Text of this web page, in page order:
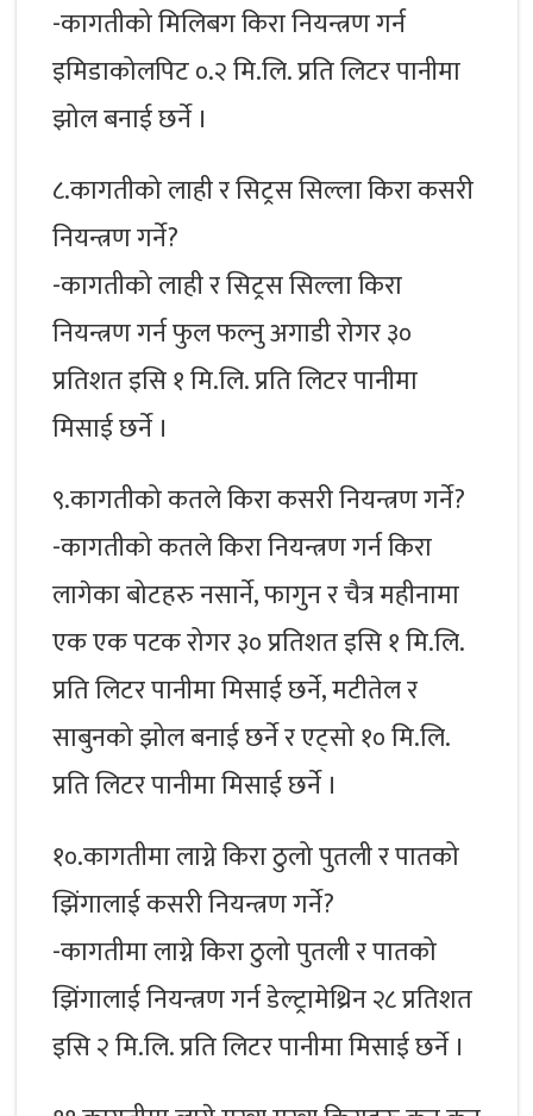
-कागतीको मिलिबग किरा नियन्त्रण गर्न
इमिडाकोलपिट ०.२ मि.लि. प्रति लिटर पानीमा
झोल बनाई छर्ने ।
८.कागतीको लाही र सिट्रस सिल्ला किरा कसरी
नियन्त्रण गर्ने?
-कागतीको लाही र सिट्रस सिल्ला किरा
नियन्त्रण गर्न फुल फल्नु अगाडी रोगर ३०
प्रतिशत इसि १ मि.लि. प्रति लिटर पानीमा
मिसाई छर्ने ।
९.कागतीको कतले किरा कसरी नियन्त्रण गर्ने?
-कागतीको कतले किरा नियन्त्रण गर्न किरा
लागेका बोटहरु नसार्ने, फागुन र चैत्र महीनामा
एक एक पटक रोगर ३० प्रतिशत इसि १ मि.लि.
प्रति लिटर पानीमा मिसाई छर्ने, मटीतेल र
साबुनको झोल बनाई छर्ने र एट्सो १० मि.लि.
प्रति लिटर पानीमा मिसाई छर्ने ।
१०.कागतीमा लाग्ने किरा ठुलो पुतली र पातको
झिंगालाई कसरी नियन्त्रण गर्ने?
-कागतीमा लाग्ने किरा ठुलो पुतली र पातको
झिंगालाई नियन्त्रण गर्न डेल्ट्रामेथ्रिन २८ प्रतिशत
इसि २ मि.लि. प्रति लिटर पानीमा मिसाई छर्ने ।